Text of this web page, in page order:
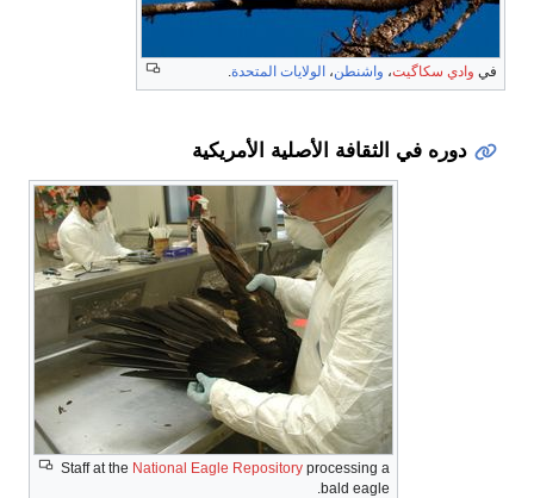
فيوادي سكاگيت، واشنطن، الولايات المتحدة.
دوره في الثقافة الأصلية الأمريكية
Staff at theNational Eagle Repositoryprocessing a
bald eagle.